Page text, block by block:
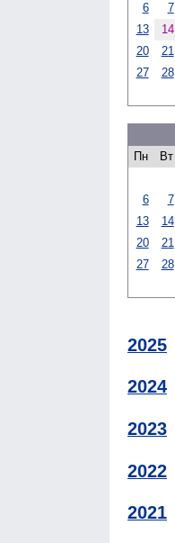
6
7
13
14
20
21
27
28
Пн
Вт
6
7
13
14
20
21
27
28
2025
2024
2023
2022
2021